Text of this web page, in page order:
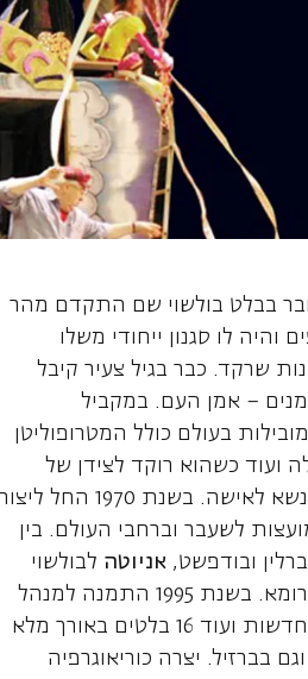
והתקבל כחבר בבלט בולשוי שם התקדם מהר
והיה לו סגנון ייחודי משלו
שרקד. כבר בגיל צעיר קיבל
– אמן העם. במקביל
בעולם כולל המטרופוליטן
ועוד כשהוא רוקד לצידן של
מיטב הרקדניות בתקופתו כולל יקטרינה מקסימובה אותה אף נשא לאישה. בשנת 1970 החל
לשעבר וברחבי העולם. בין
ברלין ובודפשט,אניוטה לבולשוי
לרומא. בשנת 1995 התמנה למנהל
האמנותי והכללי של הבולשוי. מאז יצר 14 יצירות מחול קצרות חדשות ועוד 16 בלטים באורך מלא
בברזיל. יצרה כוריאוגרפיה